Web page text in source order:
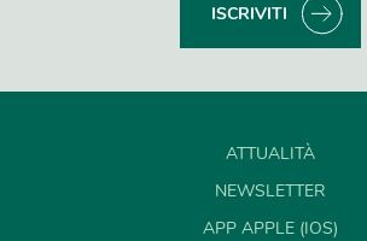
ISCRIVITI
ATTUALITÀ
NEWSLETTER
APP APPLE (IOS)